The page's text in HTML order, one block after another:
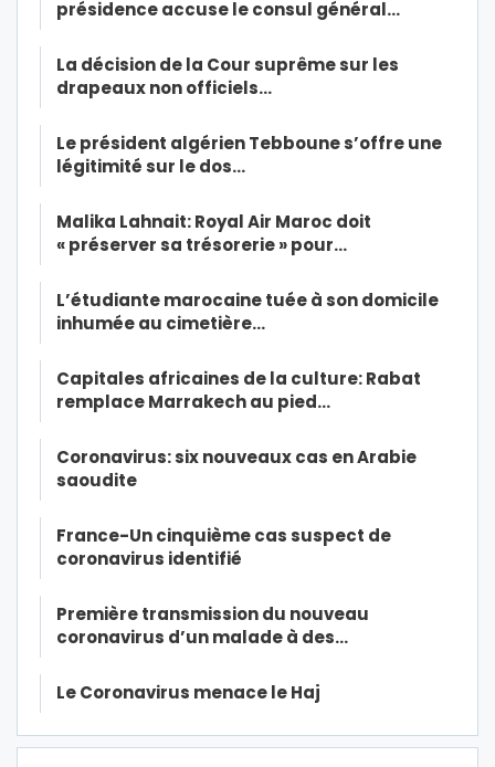
présidence accuse le consul général…
La décision de la Cour suprême sur les
drapeaux non officiels…
Le président algérien Tebboune s’offre une
légitimité sur le dos…
Malika Lahnait: Royal Air Maroc doit
« préserver sa trésorerie » pour…
L’étudiante marocaine tuée à son domicile
inhumée au cimetière…
Capitales africaines de la culture: Rabat
remplace Marrakech au pied…
Coronavirus: six nouveaux cas en Arabie
saoudite
France-Un cinquième cas suspect de
coronavirus identifié
Première transmission du nouveau
coronavirus d’un malade à des…
Le Coronavirus menace le Haj